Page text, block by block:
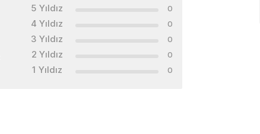
5 Yıldız 0
4 Yıldız 0
3 Yıldız 0
2 Yıldız 0
1 Yıldız 0